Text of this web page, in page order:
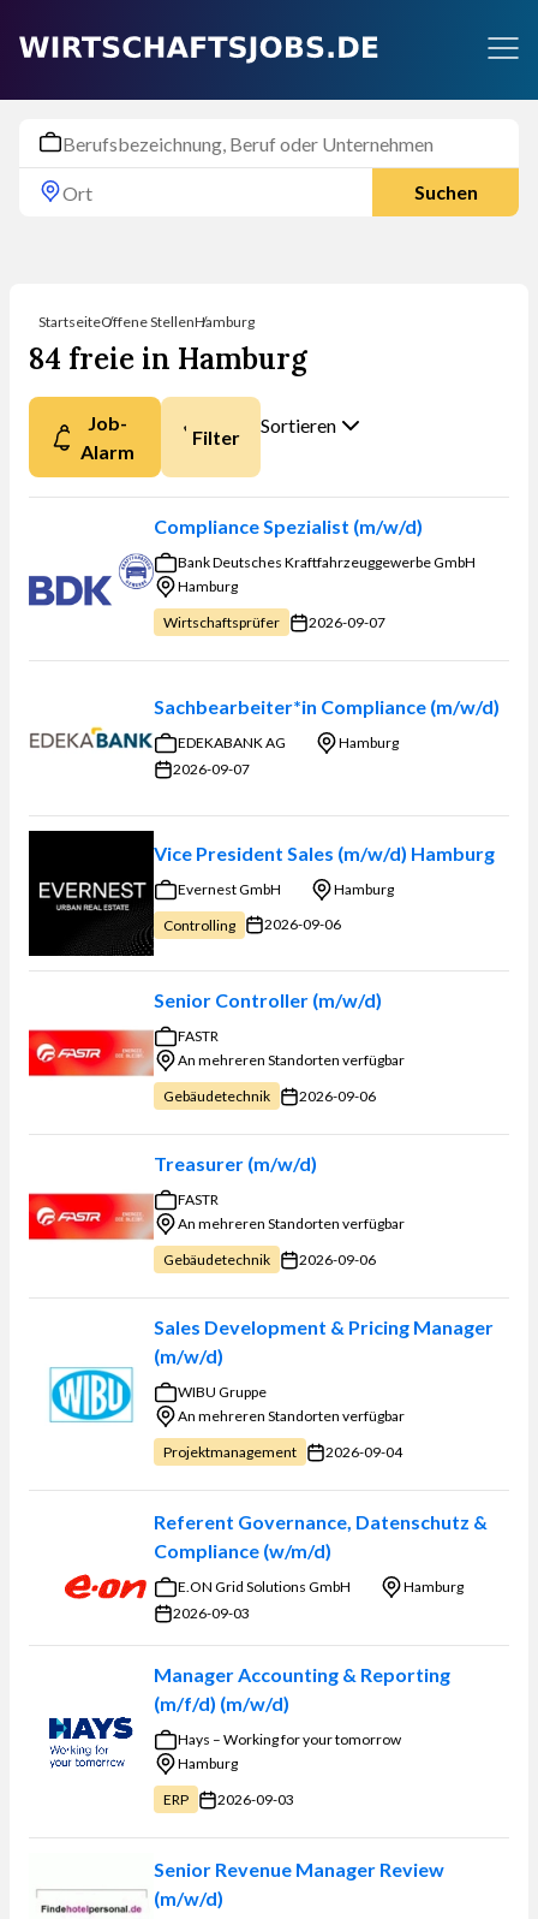
Suchen
StartseiteOffene StellenHamburg
84 freie in Hamburg
Job-
Alarm
Filter Sortieren
Sie sortieren?
Compliance Spezialist (m/w/d)
Bank Deutsches Kraftfahrzeuggewerbe GmbH
Hamburg
Wirtschaftsprüfer
2026-09-07
Sachbearbeiter*in Compliance (m/w/d) ​
EDEKABANK AG
Hamburg
2026-09-07
Vice President Sales (m/w/d) Hamburg
Evernest GmbH
Hamburg
Controlling
2026-09-06
Senior Controller (m/w/d)
FASTR
An mehreren Standorten verfügbar
Gebäudetechnik
2026-09-06
Treasurer (m/w/d)
FASTR
An mehreren Standorten verfügbar
Gebäudetechnik
2026-09-06
Sales Development & Pricing Manager
(m/w/d)
WIBU Gruppe
An mehreren Standorten verfügbar
Projektmanagement
2026-09-04
Referent Governance, Datenschutz &
Compliance (w/m/d)
E.ON Grid Solutions GmbH
Hamburg
2026-09-03
Manager Accounting & Reporting
(m/f/d) (m/w/d)
Hays – Working for your tomorrow
Hamburg
ERP
2026-09-03
Senior Revenue Manager Review
(m/w/d)